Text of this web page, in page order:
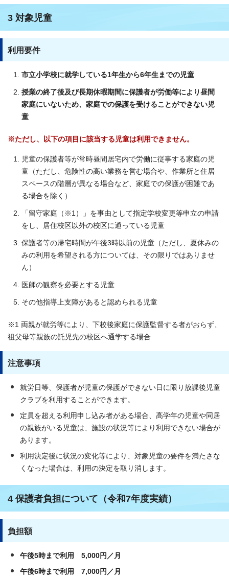
3 対象児童
利用要件
市立小学校に就学している1年生から6年生までの児童
授業の終了後及び長期休暇期間に保護者が労働等により昼間
家庭にいないため、家庭での保護を受けることができない児
童
※ただし、以下の項目に該当する児童は利用できません。
児童の保護者等が常時昼間居宅内で労働に従事する家庭の児
童（ただし、危険性の高い業務を営む場合や、作業所と住居
スペースの階層が異なる場合など、家庭での保護が困難であ
る場合を除く）
「留守家庭（※1）」を事由として指定学校変更等申立の申請
をし、居住校区以外の校区に通っている児童
保護者等の帰宅時間が午後3時以前の児童（ただし、夏休みの
みの利用を希望される方については、その限りではありませ
ん）
医師の観察を必要とする児童
その他指導上支障があると認められる児童
※1 両親が就労等により、下校後家庭に保護監督する者がおらず、
祖父母等親族の託児先の校区へ通学する場合
注意事項
就労日等、保護者が児童の保護ができない日に限り放課後児童
クラブを利用することができます。
定員を超える利用申し込み者がある場合、高学年の児童や同居
の親族がいる児童は、施設の状況等により利用できない場合が
あります。
利用決定後に状況の変化等により、対象児童の要件を満たさな
くなった場合は、利用の決定を取り消します。
4 保護者負担について（令和7年度実績）
負担額
午後5時まで利用 5,000円／月
午後6時まで利用 7,000円／月